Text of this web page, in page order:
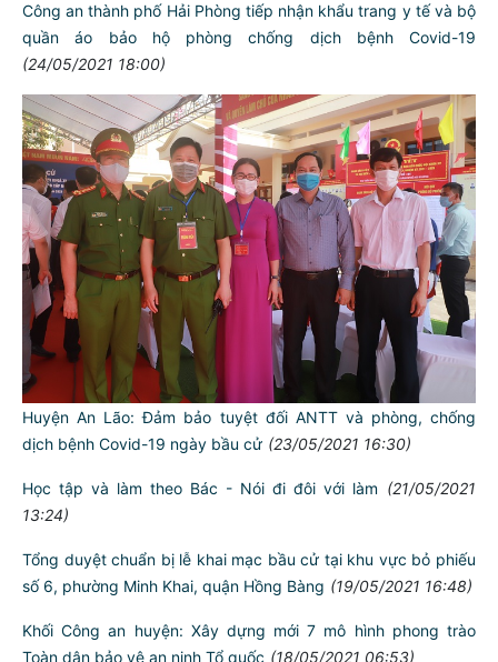
Công an thành phố Hải Phòng tiếp nhận khẩu trang y tế và bộ
quần áo bảo hộ phòng chống dịch bệnh Covid-19
(24/05/2021 18:00)
Huyện An Lão: Đảm bảo tuyệt đối ANTT và phòng, chống
dịch bệnh Covid-19 ngày bầu cử (23/05/2021 16:30)
Học tập và làm theo Bác - Nói đi đôi với làm (21/05/2021
13:24)
Tổng duyệt chuẩn bị lễ khai mạc bầu cử tại khu vực bỏ phiếu
số 6, phường Minh Khai, quận Hồng Bàng (19/05/2021 16:48)